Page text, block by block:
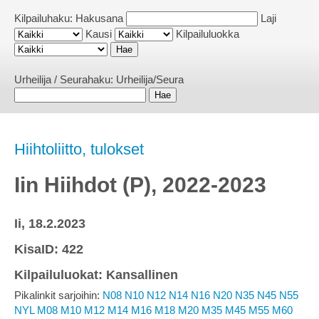
Kilpailuhaku: Hakusana
Laji
Kausi
Kilpailuluokka
Urheilija / Seurahaku: Urheilija/Seura
Hiihtoliitto, tulokset
Iin Hiihdot (P), 2022-2023
Ii, 18.2.2023
KisaID: 422
Kilpailuluokat: Kansallinen
Pikalinkit sarjoihin: N08 N10 N12 N14 N16 N20 N35 N45 N55
NYL M08 M10 M12 M14 M16 M18 M20 M35 M45 M55 M60